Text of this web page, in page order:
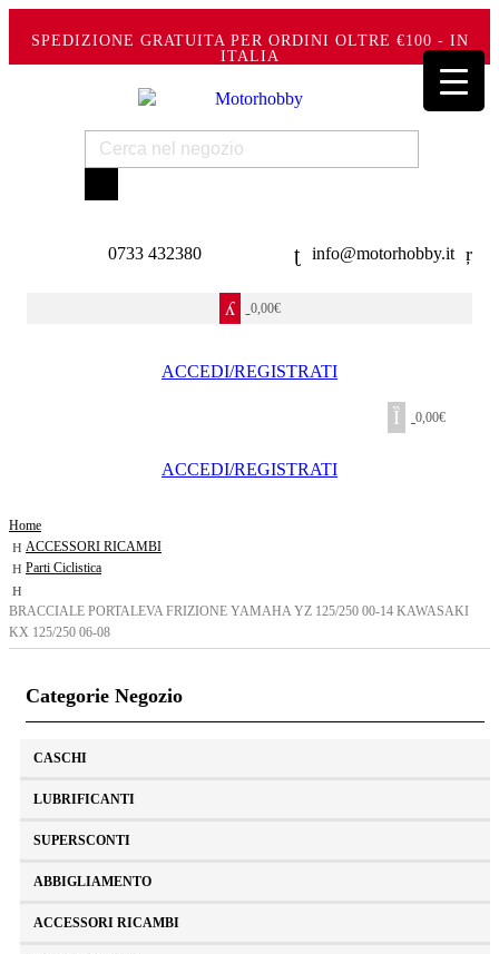
SPEDIZIONE GRATUITA PER ORDINI OLTRE €100 - IN
ITALIA
Products
search
info@motorhobby.it
0733 432380
0,00€
ACCEDI/REGISTRATI
0,00€
ACCEDI/REGISTRATI
Home
ACCESSORI RICAMBI
Parti Ciclistica
BRACCIALE PORTALEVA FRIZIONE YAMAHA YZ 125/250 00-14 KAWASAKI
KX 125/250 06-08
Categorie Negozio
CASCHI
LUBRIFICANTI
SUPERSCONTI
ABBIGLIAMENTO
ACCESSORI RICAMBI